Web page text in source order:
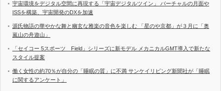
宇宙環境をデジタル空間に再現する「宇宙デジタルツイン」 バーチャルの月面や
ISSを構築、宇宙開発のDXを加速
源氏物語の華やかな舞と幽玄な雅楽の音色を楽しむ 「星のや京都」が３月に「奥
嵐山の舟遊山」
「セイコー 5スポーツ Field」シリーズに新モデル メカニカルGMT導入で新たな
スタイル提案
働く女性の約70％が自分の「睡眠の質」に不満 サンケイリビング新聞社が「睡眠
に関するアンケート」